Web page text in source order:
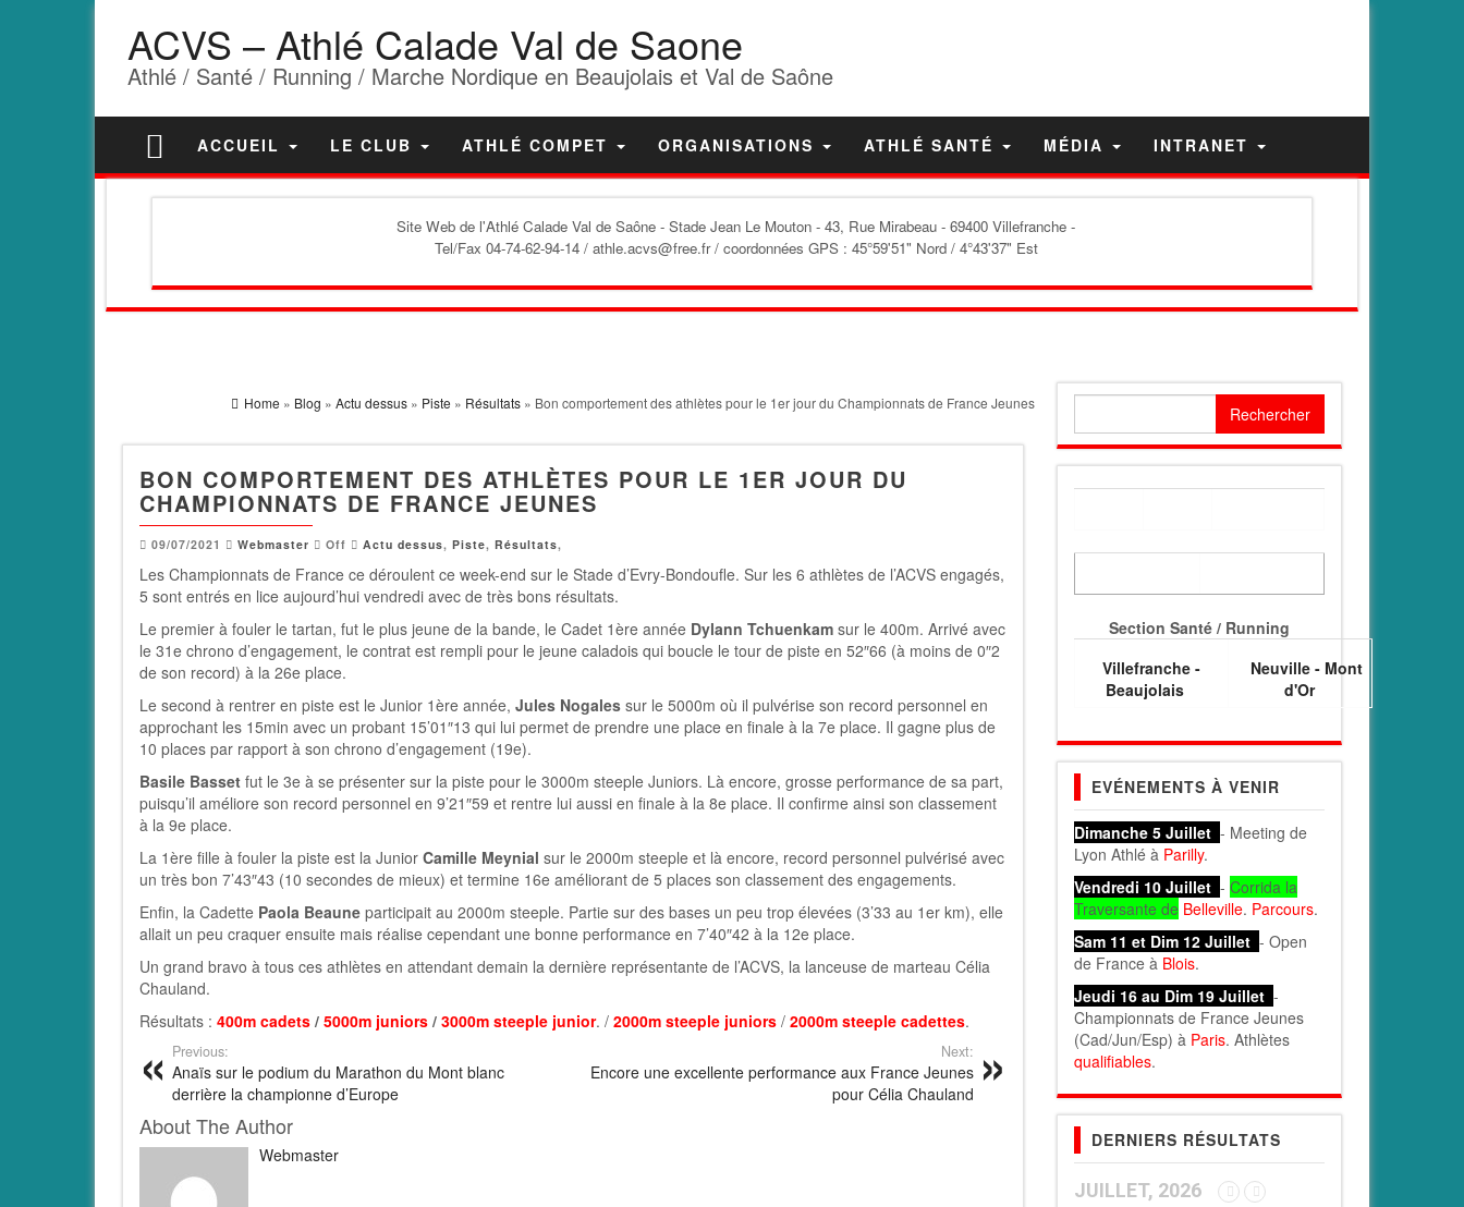
ACVS – Athlé Calade Val de Saone
Athlé / Santé / Running / Marche Nordique en Beaujolais et Val de Saône
ACCUEIL LE CLUB ATHLÉ COMPET ORGANISATIONS ATHLÉ SANTÉ MÉDIA INTRANET
Site Web de l'Athlé Calade Val de Saône - Stade Jean Le Mouton - 43, Rue Mirabeau - 69400 Villefranche -
Tel/Fax 04-74-62-94-14 / athle.acvs@free.fr / coordonnées GPS : 45°59'51" Nord / 4°43'37" Est
Home » Blog » Actu dessus» Piste » Résultats» Bon comportement des athlètes pour le 1er jour du Championnats de France Jeunes
BON COMPORTEMENT DES ATHLÈTES POUR LE 1ER JOUR DU
CHAMPIONNATS DE FRANCE JEUNES
09/07/2021 Webmaster Off Actu dessus, Piste, Résultats,
Les Championnats de France ce déroulent ce week-end sur le Stade d’Evry-Bondoufle. Sur les 6 athlètes de l’ACVS engagés,
5 sont entrés en lice aujourd’hui vendredi avec de très bons résultats.
Le premier à fouler le tartan, fut le plus jeune de la bande, le Cadet 1ère année Dylann Tchuenkam sur le 400m. Arrivé avec
le 31e chrono d’engagement, le contrat est rempli pour le jeune caladois qui boucle le tour de piste en 52″66 (à moins de 0″2
de son record) à la 26e place.
Le second à rentrer en piste est le Junior 1ère année, Jules Nogales sur le 5000m où il pulvérise son record personnel en
approchant les 15min avec un probant 15’01″13 qui lui permet de prendre une place en finale à la 7e place. Il gagne plus de
10 places par rapport à son chrono d’engagement (19e).
Basile Basset fut le 3e à se présenter sur la piste pour le 3000m steeple Juniors. Là encore, grosse performance de sa part,
puisqu’il améliore son record personnel en 9’21″59 et rentre lui aussi en finale à la 8e place. Il confirme ainsi son classement
à la 9e place.
La 1ère fille à fouler la piste est la Junior Camille Meynial sur le 2000m steeple et là encore, record personnel pulvérisé avec
un très bon 7’43″43 (10 secondes de mieux) et termine 16e améliorant de 5 places son classement des engagements.
Enfin, la Cadette Paola Beaune participait au 2000m steeple. Partie sur des bases un peu trop élevées (3’33 au 1er km), elle
allait un peu craquer ensuite mais réalise cependant une bonne performance en 7’40″42 à la 12e place.
Un grand bravo à tous ces athlètes en attendant demain la dernière représentante de l’ACVS, la lanceuse de marteau Célia
Chauland.
Résultats : 400m cadets / 5000m juniors / 3000m steeple junior. / 2000m steeple juniors / 2000m steeple cadettes.
Previous:
Anaïs sur le podium du Marathon du Mont blanc
derrière la championne d’Europe
Next:
Encore une excellente performance aux France Jeunes
pour Célia Chauland
About The Author
Webmaster
Section Santé / Running
Villefranche -
Beaujolais
Neuville - Mont
d'Or
EVÉNEMENTS À VENIR
Dimanche 5 Juillet - Meeting de
Lyon Athlé à Parilly.
Vendredi 10 Juillet - Corrida la
Traversante de Belleville. Parcours.
Sam 11 et Dim 12 Juillet - Open
de France à Blois.
Jeudi 16 au Dim 19 Juillet -
Championnats de France Jeunes
(Cad/Jun/Esp) à Paris. Athlètes
qualifiables.
DERNIERS RÉSULTATS
JUILLET, 2026